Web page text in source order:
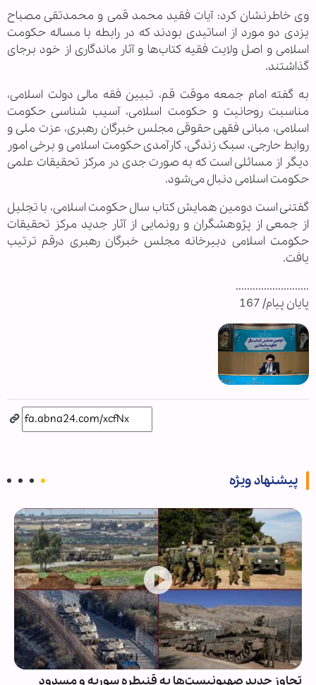
وی خاطرنشان کرد: آیات فقید محمد قمی و محمدتقی مصباح
یزدی دو مورد از اساتیدی بودند که در رابطه با مساله حکومت
اسلامی و اصل ولایت فقیه کتاب‌ها و آثار ماندگاری از خود برجای
گذاشتند.
به گفته امام جمعه موقت قم، تبیین فقه مالی دولت اسلامی،
مناسبت روحانیت و حکومت اسلامی، آسیب شناسی حکومت
اسلامی، مبانی فقهی حقوقی مجلس خبرگان رهبری، عزت ملی و
روابط حارجی، سبک زندگی، کارآمدی حکومت اسلامی و برخی امور
دیگر از مسائلی است که به صورت جدی در مرکز تحقیقات علمی
حکومت اسلامی دنبال می‌شود.
گفتنی است دومین همایش کتاب سال حکومت اسلامی،‌ با تجلیل
از جمعی از پژوهشگران و رونمایی از آثار جدید مرکز تحقیقات
حکومت اسلامی دبیرخانه مجلس خبرگان رهبری درقم ترتیب
یافت.
..........................
پایان پیام/ 167
پیشنهاد ویژه
تجاوز جدید صهیونیست‌ها به قنیطره سوریه و مسدود